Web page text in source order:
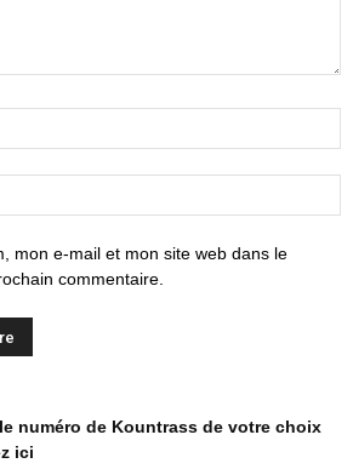
mon e-mail et mon site web dans le
commentaire.
numéro de Kountrass de votre choix
ici